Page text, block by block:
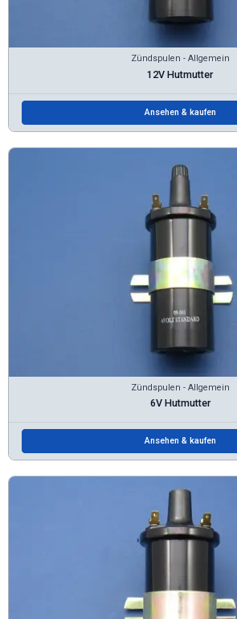
Zündspulen - Allgemein
12V Hutmutter
Ansehen & kaufen
Zündspulen - Allgemein
6V Hutmutter
Ansehen & kaufen